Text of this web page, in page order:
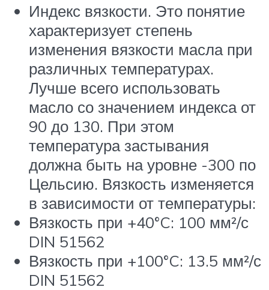
Индекс вязкости. Это понятие
характеризует степень
изменения вязкости масла при
различных температурах.
Лучше всего использовать
масло со значением индекса от
90 до 130. При этом
температура застывания
должна быть на уровне -300 по
Цельсию. Вязкость изменяется
в зависимости от температуры:
Вязкость при +40°C: 100 мм²/с
DIN 51562
Вязкость при +100°C: 13.5 мм²/с
DIN 51562